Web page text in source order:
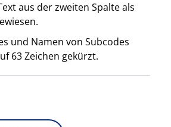
aus der zweiten Spalte als
und Namen von Subcodes
63 Zeichen gekürzt.